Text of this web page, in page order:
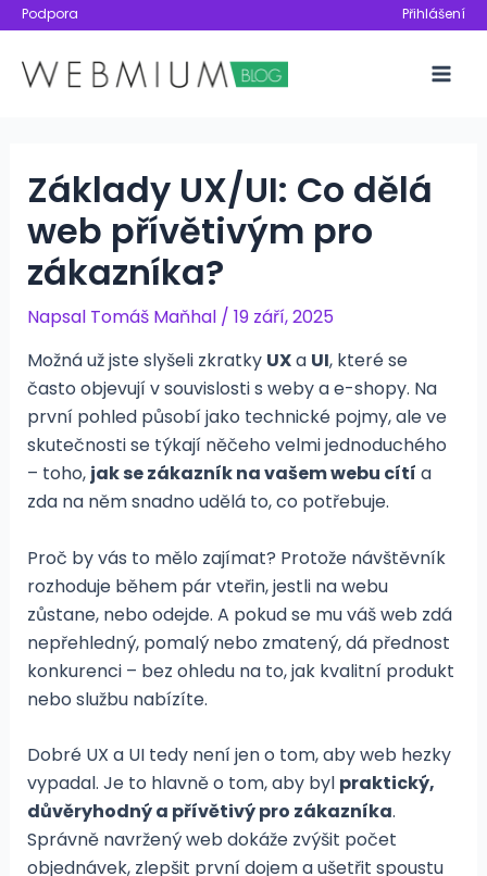
Přeskočit
obsah
Podpora Přihlášení
Základy UX/UI: Co dělá
web přívětivým pro
zákazníka?
Napsal Tomáš Maňhal / 19 září, 2025
Možná už jste slyšeli zkratky UXa UI, které se
často objevují v souvislosti s weby a e-shopy. Na
první pohled působí jako technické pojmy, ale ve
skutečnosti se týkají něčeho velmi jednoduchého
– toho, jak se zákazník na vašem webu cítí a
zda na něm snadno udělá to, co potřebuje.
Proč by vás to mělo zajímat? Protože návštěvník
rozhoduje během pár vteřin, jestli na webu
zůstane, nebo odejde. A pokud se mu váš web zdá
nepřehledný, pomalý nebo zmatený, dá přednost
konkurenci – bez ohledu na to, jak kvalitní produkt
nebo službu nabízíte.
Dobré UX a UI tedy není jen o tom, aby web hezky
vypadal. Je to hlavně o tom, aby byl praktický,
důvěryhodný a přívětivý pro zákazníka.
Správně navržený web dokáže zvýšit počet
objednávek, zlepšit první dojem a ušetřit spoustu